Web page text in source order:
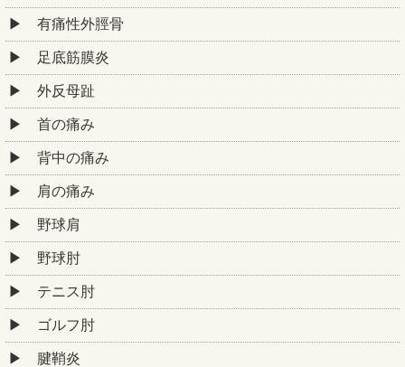
有痛性外脛骨
足底筋膜炎
外反母趾
首の痛み
背中の痛み
肩の痛み
野球肩
野球肘
テニス肘
ゴルフ肘
腱鞘炎